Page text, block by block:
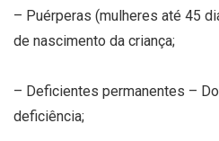
– Puérperas (mulheres até 45
de nascimento da criança;
– Deficientes permanentes –
deficiência;